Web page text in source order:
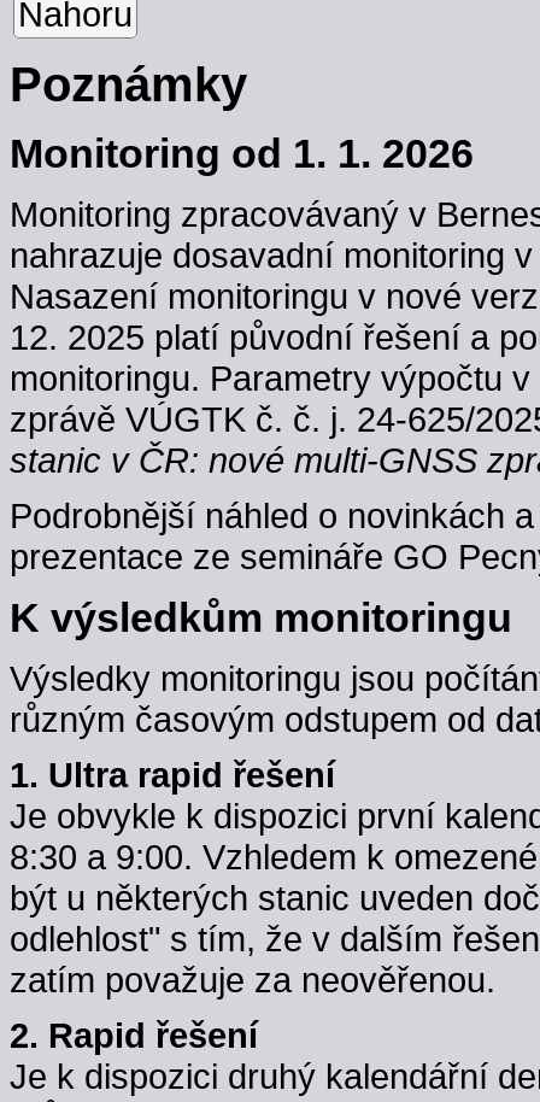
Nahoru
Poznámky
Monitoring od 1. 1. 2026
Monitoring zpracovávaný v
nahrazuje dosavadní monitoring
Nasazení monitoringu v nové
12. 2025 platí původní řešení a
monitoringu. Parametry výpočtu
zprávě VÚGTK č. č. j. 24-625/
stanic v ČR: nové multi-GNSS
Podrobnější náhled o novinkách
prezentace ze semináře GO
K výsledkům monitoringu
Výsledky monitoringu jsou
různým časovým odstupem od
1. Ultra rapid řešení
Je obvykle k dispozici první
8:30 a 9:00. Vzhledem k
být u některých stanic uveden
odlehlost" s tím, že v dalším
zatím považuje za neověřenou.
2. Rapid řešení
Je k dispozici druhý kalendářní